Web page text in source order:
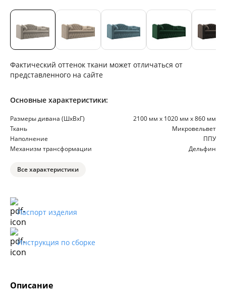
Описание
Фактический оттенок ткани может отличаться от
представленного на сайте
Основные характеристики:
Размеры дивана (ШхВхГ)
2100 мм х 1020 мм х 860 мм
Ткань
Микровельвет
Наполнение
ППУ
Механизм трансформации
Дельфин
Все характеристики
Паспорт изделия
Инструкция по сборке